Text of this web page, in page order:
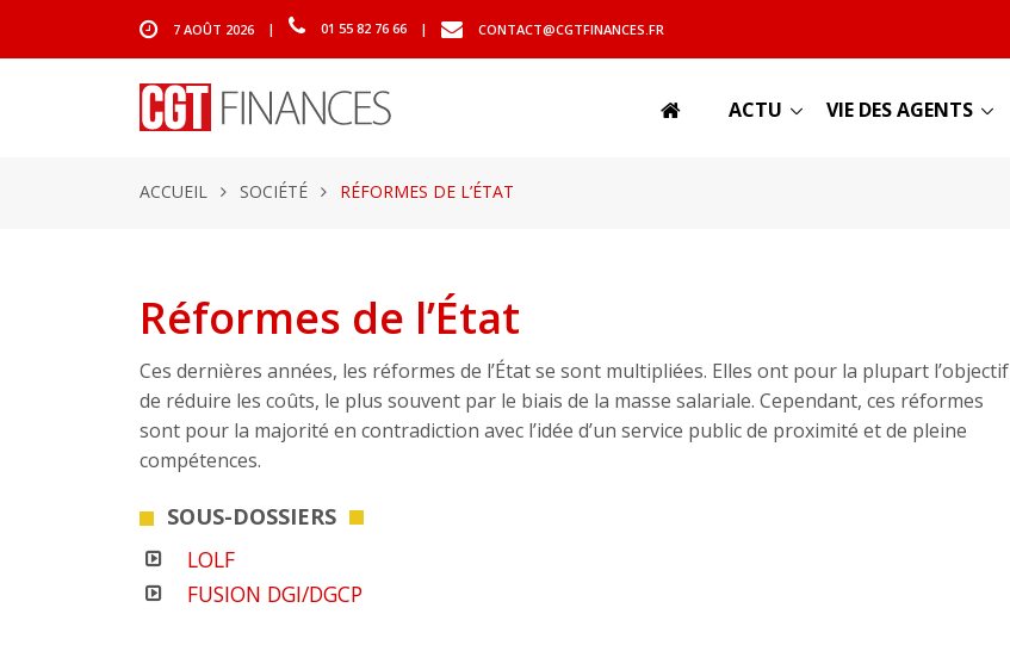
7 AOÛT 2026 | 01 55 82 76 66 | CONTACT@CGTFINANCES.FR
ACTU VIE DES AGENTS
ACCUEIL SOCIÉTÉ RÉFORMES DE L’ÉTAT
Réformes de l’État
Ces dernières années, les réformes de l’État se sont multipliées. Elles ont pour la plupart l’objectif
de réduire les coûts, le plus souvent par le biais de la masse salariale. Cependant, ces réformes
sont pour la majorité en contradiction avec l’idée d’un service public de proximité et de pleine
compétences.
SOUS-DOSSIERS
LOLF
FUSION DGI/DGCP